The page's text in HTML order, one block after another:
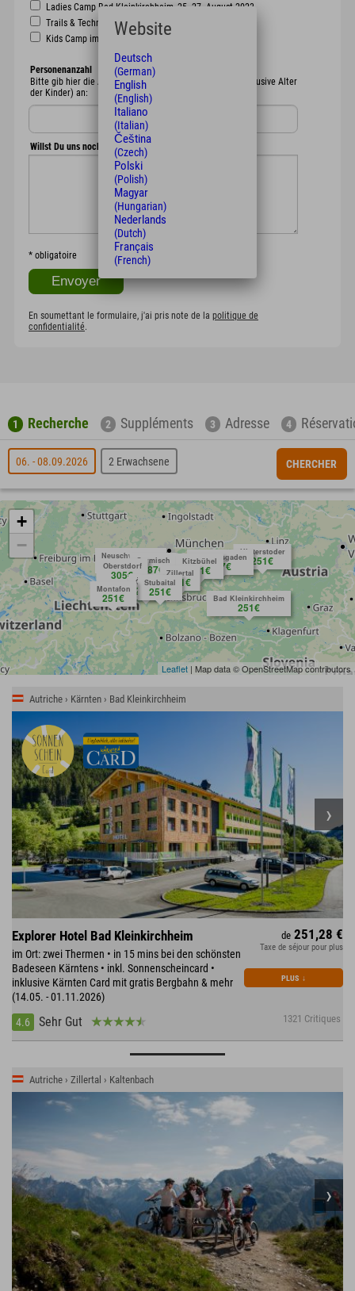
Ladies Camp Bad Kleinkirchheim, 25.-27. August 2023
Trails & Technik im Ötztal, 04.-06. August 2023
Kids Camp im Montafon, 18.-20. August 2023
Personenanzahl
Bitte gib hier die Anzahl der Erwachsenen und Kinder (inklusive Alter
der Kinder) an:
Willst Du uns noch etwas mitteilen?
* obligatoire
En soumettant le formulaire, j'ai pris note de la politique de
confidentialité.
1 Recherche 2 Suppléments 3 Adresse 4
06. - 08.09.2026 2 Erwachsene CHERCHER
Bad Kleinkirchheim
251€
Zillertal
251€
Stubaital
251€
Ötztal
251€
Oberstdorf
305€
Neuschwanstein
269€
Montafon
251€
Kitzbühel
251€
Hinterstoder
251€
Garmisch
287€
Berchtesgaden
377€
Anfragen
+
−
Leaflet | Map data © OpenStreetMap contributors
Autriche › Kärnten › Bad Kleinkirchheim
Explorer Hotel Bad Kleinkirchheim
im Ort: zwei Thermen • in 15 mins bei den schönsten
Badeseen Kärntens • inkl. Sonnenscheincard •
inklusive Kärnten Card mit gratis Bergbahn & mehr
(14.05. - 01.11.2026)
4.6
Sehr Gut 1321 Critiques
de 251,28 €
Taxe de séjour pour plus
PLUS ↓
Autriche › Zillertal › Kaltenbach
Website
Deutsch
(German)
English
(English)
Italiano
(Italian)
Čeština
(Czech)
Polski
(Polish)
Magyar
(Hungarian)
Nederlands
(Dutch)
Français
(French)